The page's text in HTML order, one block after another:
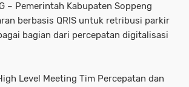
– Pemerintah Kabupaten Soppeng
berbasis QRIS untuk retribusi parkir
bagian dari percepatan digitalisasi
Level Meeting Tim Percepatan dan